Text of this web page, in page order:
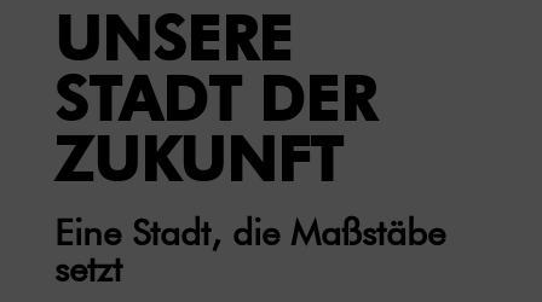
UNSERE
STADT DER
ZUKUNFT
Eine Stadt, die Maßstäbe
setzt